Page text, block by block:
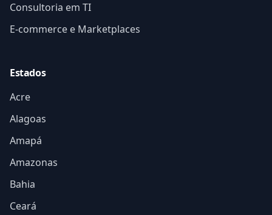
Consultoria em TI
E-commerce e Marketplaces
Estados
Acre
Alagoas
Amapá
Amazonas
Bahia
Ceará